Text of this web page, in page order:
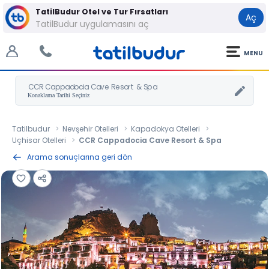
TatilBudur Otel ve Tur Fırsatları
TatilBudur uygulamasını aç
Aç
MENU
CCR Cappadocia Cave Resort & Spa
Tatilbudur Nevşehir Otelleri
Kapadokya Otelleri
Uçhisar Otelleri
CCR Cappadocia Cave Resort & Spa
Arama sonuçlarına geri dön